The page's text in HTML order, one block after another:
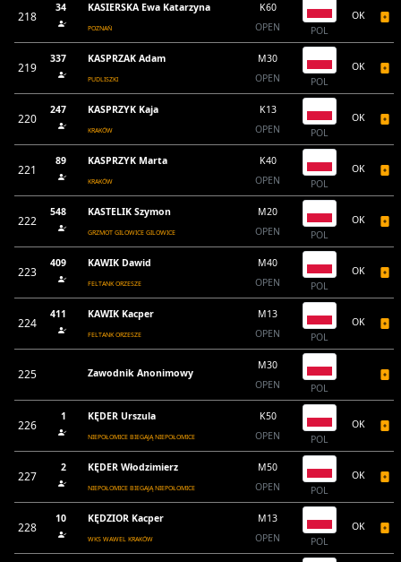
218
34 KASIERSKA Ewa Katarzyna
POZNAŃ
K60
OPEN
POL
OK
219
337 KASPRZAK Adam
PUDLISZKI
M30
OPEN
POL
OK
220
247 KASPRZYK Kaja
KRAKÓW
K13
OPEN
POL
OK
221
89 KASPRZYK Marta
KRAKÓW
K40
OPEN
POL
OK
222
548 KASTELIK Szymon
GRZMOT GILOWICE GILOWICE
M20
OPEN
POL
OK
223
409 KAWIK Dawid
FELTANK ORZESZE
M40
OPEN
POL
OK
224
411 KAWIK Kacper
FELTANK ORZESZE
M13
OPEN
POL
OK
225 Zawodnik Anonimowy
M30
OPEN
POL
226
1 KĘDER Urszula
NIEPOŁOMICE BIEGAJĄ NIEPOŁOMICE
K50
OPEN
POL
OK
227
2 KĘDER Włodzimierz
NIEPOŁOMICE BIEGAJĄ NIEPOŁOMICE
M50
OPEN
POL
OK
228
10 KĘDZIOR Kacper
WKS WAWEL KRAKÓW
M13
OPEN
POL
OK